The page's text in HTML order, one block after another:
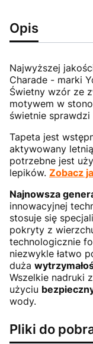
Opis
Najwyższej
Charade - marki
Świetny wzór ze
motywem w
świetnie sprawdzi
Tapeta jest
aktywowany
potrzebne jest
lepików. Zobacz
Najnowsza
innowacyjnej
stosuje się
pokryty z
technologicznie
niezwykle łatwo
duża
Wszelkie nadruki
użyciu
wody.
Pliki do